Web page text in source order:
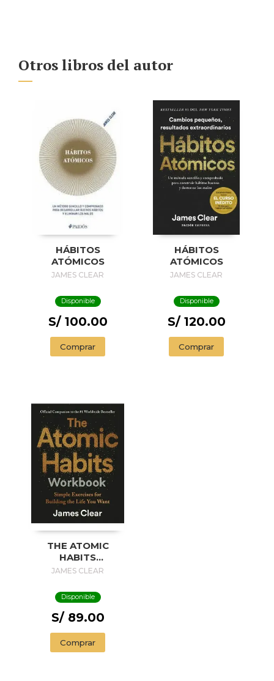
Otros libros del autor
HÁBITOS
ATÓMICOS
JAMES CLEAR
Disponible
S/ 100.00
Comprar
HÁBITOS
ATÓMICOS
JAMES CLEAR
Disponible
S/ 120.00
Comprar
THE ATOMIC
HABITS
WORKBOOK
JAMES CLEAR
Disponible
S/ 89.00
Comprar